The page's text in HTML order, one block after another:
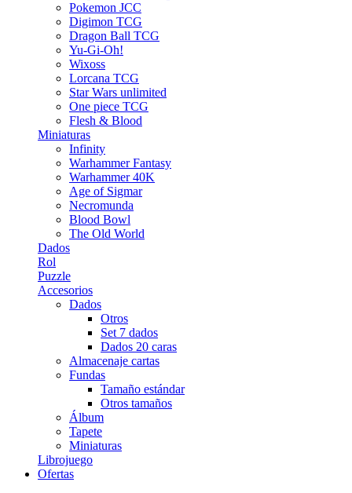
Pokemon JCC
Digimon TCG
Dragon Ball TCG
Yu-Gi-Oh!
Wixoss
Lorcana TCG
Star Wars unlimited
One piece TCG
Flesh & Blood
Miniaturas
Infinity
Warhammer Fantasy
Warhammer 40K
Age of Sigmar
Necromunda
Blood Bowl
The Old World
Dados
Rol
Puzzle
Accesorios
Dados
Otros
Set 7 dados
Dados 20 caras
Almacenaje cartas
Fundas
Tamaño estándar
Otros tamaños
Álbum
Tapete
Miniaturas
Librojuego
Ofertas